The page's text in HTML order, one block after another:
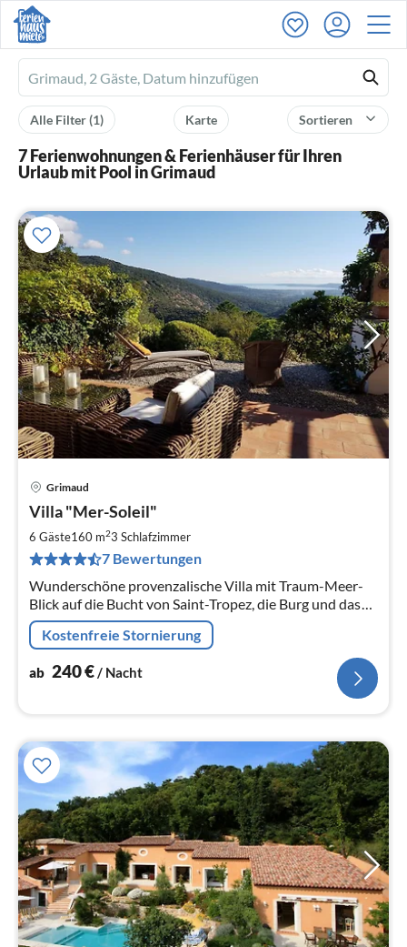
Ferienhausmiete
logo
Sortieren
Karte
Alle Filter(1)
7 Ferienwohnungen & Ferienhäuser für Ihren
Urlaub mit Pool in Grimaud
Grimaud
Villa "Mer-Soleil"
6 Gäste160 m23 Schlafzimmer
7 Bewertungen
Wunderschöne provenzalische Villa mit Traum-Meer-
Blick auf die Bucht von Saint-Tropez, die Burg und das
Dorf von Grimaud. Toll für 6 Personen, schöner Garten,
sonniger Pool.
Kostenfreie Stornierung
ab 240€/ Nacht